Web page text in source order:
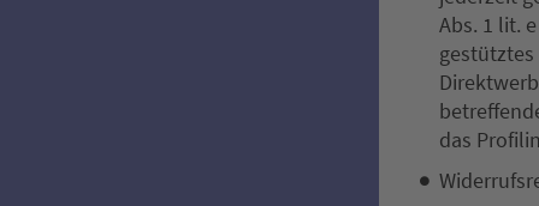
Abs. 1 lit.
das